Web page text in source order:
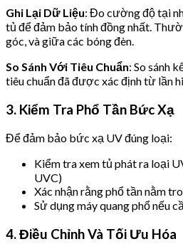
Ghi Lại Dữ Liệu: Đo cường độ tại
tủ để đảm bảo tính đồng nhất.
góc, và giữa các bóng đèn.
So Sánh Với Tiêu Chuẩn: So sánh
tiêu chuẩn đã được xác định từ lần
3. Kiểm Tra Phổ Tần Bức Xạ
Để đảm bảo bức xạ UV đúng loại:
Kiểm tra xem tủ phát ra loại
UVC)
Xác nhận rằng phổ tần nằm
Sử dụng máy quang phổ nếu
4. Điều Chỉnh Và Tối Ưu Hóa